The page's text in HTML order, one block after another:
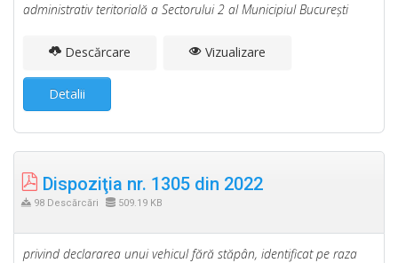
administrativ teritorială a Sectorului 2 al Municipiul Bucureşti
Descărcare Vizualizare
Detalii
Dispoziţia nr. 1305 din 2022
98 Descărcări 509.19 KB
privind declararea unui vehicul fără stăpân, identificat pe raza